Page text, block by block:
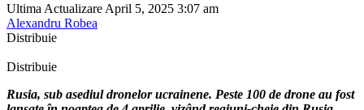
Ultima Actualizare April 5, 2025 3:07 am
Alexandru Robea
Distribuie
Distribuie
Rusia, sub asediul dronelor ucrainene. Peste 100 de drone au fost